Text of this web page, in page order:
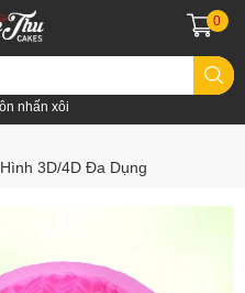
nhấn xôi
0
3D/4D Đa Dụng